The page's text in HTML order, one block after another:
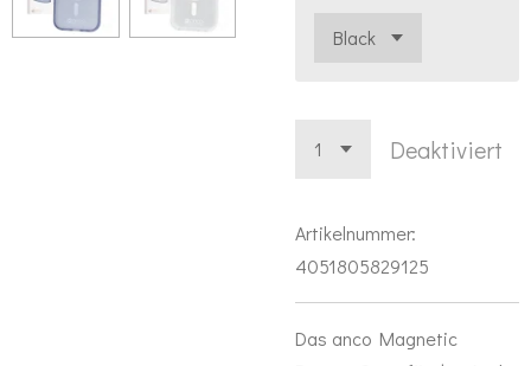
Deaktiviert
Artikelnummer:
4051805829125
Das anco Magnetic